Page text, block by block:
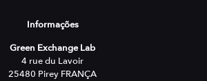
Informações
Green Exchange Lab
4 rue du Lavoir
25480 Pirey FRANÇA